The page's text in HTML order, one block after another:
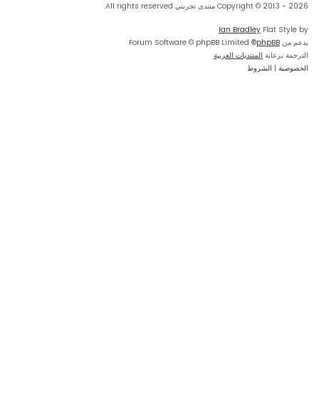
Copyright © 2013 - 2026 منتدى تجربتي All rights reserved.
Flat Style by
Ian Bradley
بدعم من phpBB
® Forum Software © phpBB Limited
الترجمة برعاية المنتديات العربية
الخصوصية | الشروط